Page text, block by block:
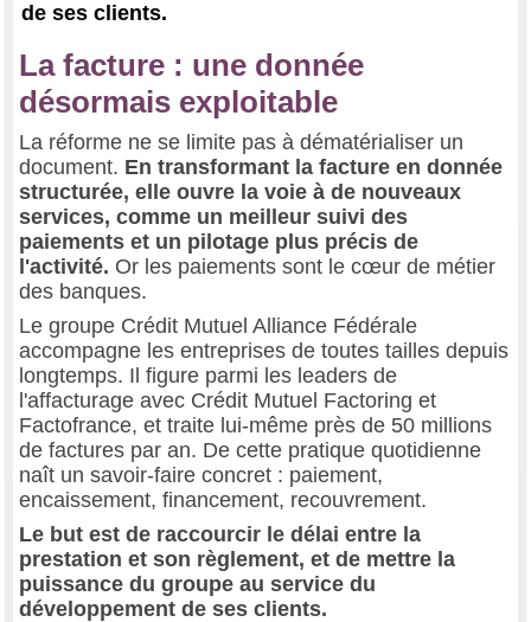
de ses clients.
La facture : une donnée
désormais exploitable
La réforme ne se limite pas à dématérialiser un
document. En transformant la facture en donnée
structurée, elle ouvre la voie à de nouveaux
services, comme un meilleur suivi des
paiements et un pilotage plus précis de
l'activité. Or les paiements sont le cœur de métier
des banques.
Le groupe Crédit Mutuel Alliance Fédérale
accompagne les entreprises de toutes tailles depuis
longtemps. Il figure parmi les leaders de
l'affacturage avec Crédit Mutuel Factoring et
Factofrance, et traite lui-même près de 50 millions
de factures par an. De cette pratique quotidienne
naît un savoir-faire concret : paiement,
encaissement, financement, recouvrement.
Le but est de raccourcir le délai entre la
prestation et son règlement, et de mettre la
puissance du groupe au service du
développement de ses clients.